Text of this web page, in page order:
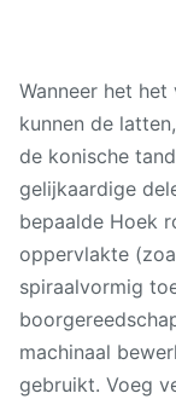
Wanneer het
kunnen de
de konische
gelijkaardige
bepaalde Hoek
oppervlakte
spiraalvormig
machinaal
gebruikt. Voeg